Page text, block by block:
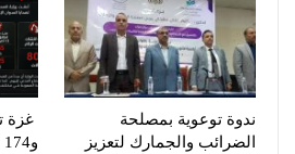
ندوة توعوية بمصلحة
الضرائب والجمارك لتعزيز